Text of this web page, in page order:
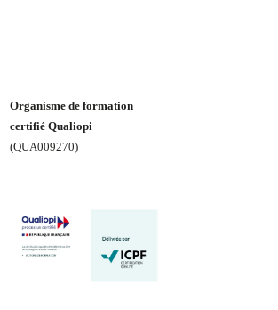
Organisme de formation
certifié Qualiopi
(QUA009270)